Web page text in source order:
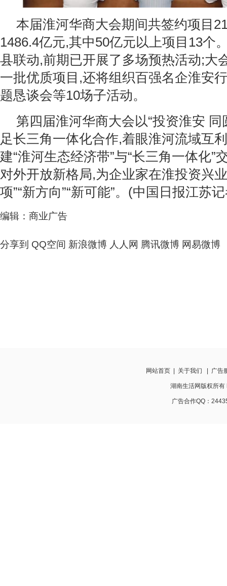
本届淮河华商大会期间共签约项目
1486.4亿元,其中50亿元以上项目13个
县联动,前期已开展了多场预热活动;大
一批优质项目,还将组织百强名企淮安
题恳谈会等10场子活动。
第四届淮河华商大会以“投资淮安 同
足长三角一体化合作,着眼淮河流域互
建“淮河生态经济带”与“长三角一体化”
对外开放新格局,为企业家在淮投资兴
项”“新方向”“新可能”。(中国日报江苏
编辑：商业广告
分享到 QQ空间 新浪微博 人人网 腾讯微博 网易微博
网站首页 关于我们 广告
湖南生活网版权所
广告合作QQ：